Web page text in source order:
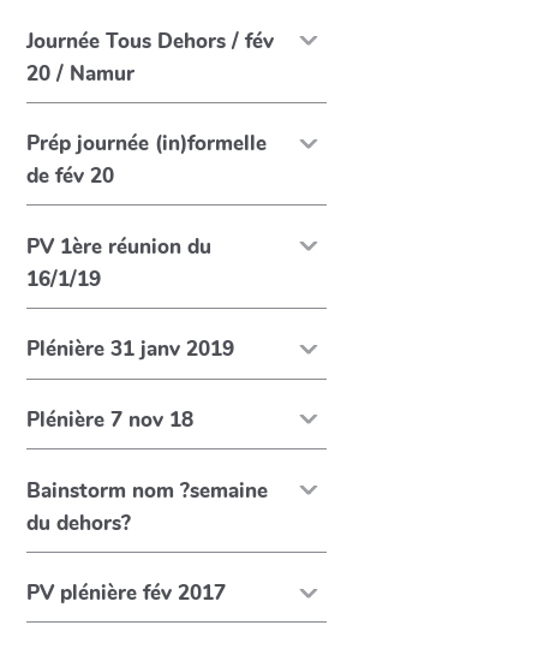
Journée Tous Dehors / fév
20 / Namur
Prép journée (in)formelle
de fév 20
PV 1ère réunion du
16/1/19
Plénière 31 janv 2019
Plénière 7 nov 18
Bainstorm nom ?semaine
du dehors?
PV plénière fév 2017